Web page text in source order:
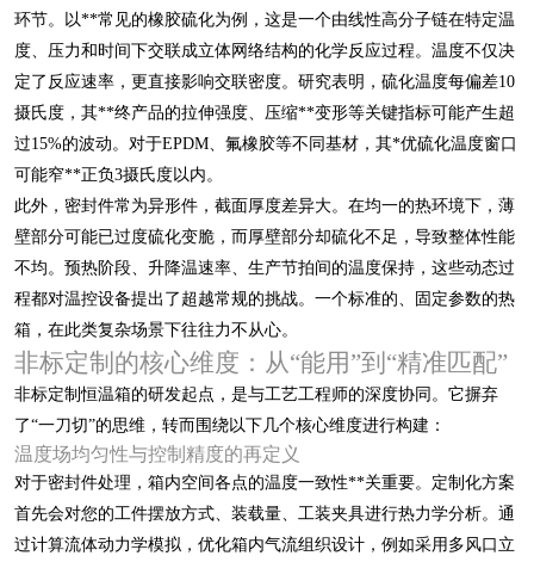
环节。以**常见的橡胶硫化为例，这是一个由线性高分子链在特定温
度、压力和时间下交联成立体网络结构的化学反应过程。温度不仅决
定了反应速率，更直接影响交联密度。研究表明，硫化温度每偏差10
摄氏度，其**终产品的拉伸强度、压缩**变形等关键指标可能产生超
过15%的波动。对于EPDM、氟橡胶等不同基材，其*优硫化温度窗口
可能窄**正负3摄氏度以内。
此外，密封件常为异形件，截面厚度差异大。在均一的热环境下，薄
壁部分可能已过度硫化变脆，而厚壁部分却硫化不足，导致整体性能
不均。预热阶段、升降温速率、生产节拍间的温度保持，这些动态过
程都对温控设备提出了超越常规的挑战。一个标准的、固定参数的热
箱，在此类复杂场景下往往力不从心。
非标定制的核心维度：从“能用”到“精准匹配”
非标定制恒温箱的研发起点，是与工艺工程师的深度协同。它摒弃
了“一刀切”的思维，转而围绕以下几个核心维度进行构建：
温度场均匀性与控制精度的再定义
对于密封件处理，箱内空间各点的温度一致性**关重要。定制化方案
首先会对您的工件摆放方式、装载量、工装夹具进行热力学分析。通
过计算流体动力学模拟，优化箱内气流组织设计，例如采用多风口立